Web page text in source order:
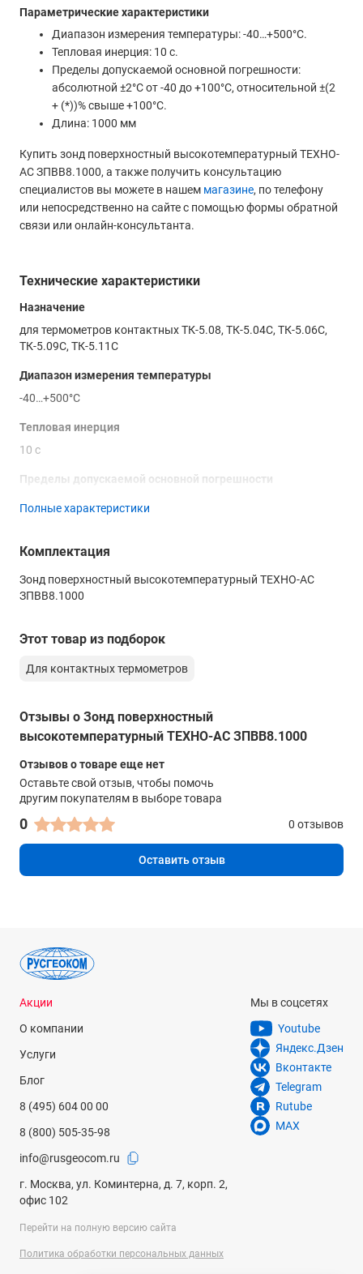
Параметрические характеристики
Диапазон измерения температуры: -40…+500°С.
Тепловая инерция: 10 с.
Пределы допускаемой основной погрешности:
абсолютной ±2°С от -40 до +100°С, относительной ±(2
+ (*))% свыше +100°С.
Длина: 1000 мм
Купить зонд поверхностный высокотемпературный ТЕХНО-
АС ЗПВВ8.1000, а также получить консультацию
специалистов вы можете в нашем магазине, по телефону
или непосредственно на сайте с помощью формы обратной
связи или онлайн-консультанта.
Технические характеристики
Назначение
для термометров контактных ТК-5.08, ТК-5.04С, ТК-5.06С,
ТК-5.09С, ТК-5.11С
Диапазон измерения температуры
-40…+500°С
Тепловая инерция
10 с
Пределы допускаемой основной погрешности
абсолютной ±2°С от -40 до +100°С
Длина
1000 мм
Полные характеристики
Комплектация
Зонд поверхностный высокотемпературный ТЕХНО-АС
ЗПВВ8.1000
Этот товар из подборок
Для контактных термометров
Отзывы о Зонд поверхностный
высокотемпературный ТЕХНО-АС ЗПВВ8.1000
Отзывов о товаре еще нет
Оставьте свой отзыв, чтобы помочь
другим покупателям в выборе товара
0 0 отзывов
Оставить отзыв
Акции
О компании
Услуги
Блог
8 (495) 604 00 00
8 (800) 505-35-98
info@rusgeocom.ru
г. Москва, ул. Коминтерна, д. 7, корп. 2,
офис 102
Мы в соцсетях
Youtube
Яндекс.Дзен
Вконтакте
Telegram
Rutube
MAX
Перейти на полную версию сайта
Политика обработки персональных данных